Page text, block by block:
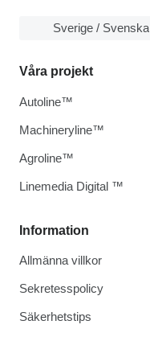
Sverige / Svenska
Information
Allmänna villkor
Sekretesspolicy
Säkerhetstips
Våra projekt
Autoline™
Machineryline™
Agroline™
Linemedia Digital ™